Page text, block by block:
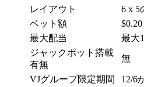
レイアウト
6 x 5
ベット額
最大配当
最大
ジャックポット搭載
有無
無
VJグループ限定期間
12/6